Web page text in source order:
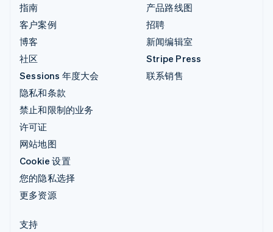
指南
客户案例
博客
社区
Sessions 年度大会
隐私和条款
禁止和限制的业务
许可证
网站地图
Cookie 设置
您的隐私选择
更多资源
产品路线图
招聘
新闻编辑室
Stripe Press
联系销售
支持